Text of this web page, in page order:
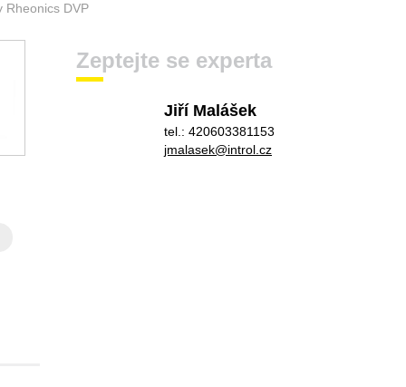
Rheonics DVP
Zeptejte se experta
Jiří Malášek
tel.: 420603381153
jmalasek@introl.cz